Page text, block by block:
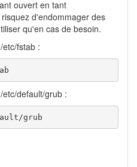
ouvert en tant
d'endommager des
qu'en cas de besoin.
fstab :
default/grub :
grub